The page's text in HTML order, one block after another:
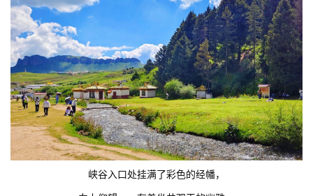
峡谷入口处挂满了彩色的经幡，